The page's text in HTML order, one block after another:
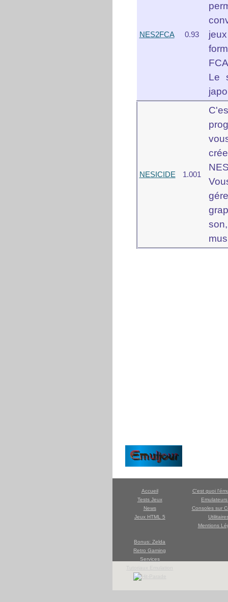
NES2FCA 0.93
Le
NESICIDE 1.001
Accueil
Tests Jeux
News
Jeux HTML 5
C'est quoi
Consoles sur
Mentions
Bonus: Zelda
Retro Gaming
Services